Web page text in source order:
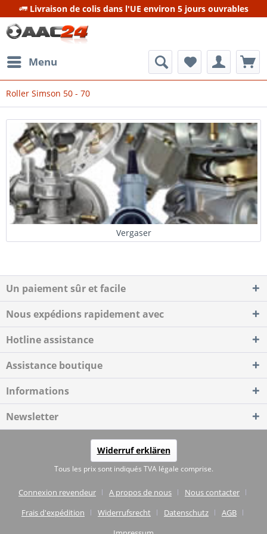
Livraison de colis dans l'UE environ 5 jours ouvrables
Menu
Roller Simson 50 - 70
Vergaser
Un paiement sûr et facile
Nous expédions rapidement avec
Hotline assistance
Assistance boutique
Informations
Newsletter
Widerruf erklären
Tous les prix sont indiqués TVA légale comprise.
Connexion revendeur A propos de nous
Nous contacter
Frais d'expédition
Widerrufsrecht Datenschutz
AGB